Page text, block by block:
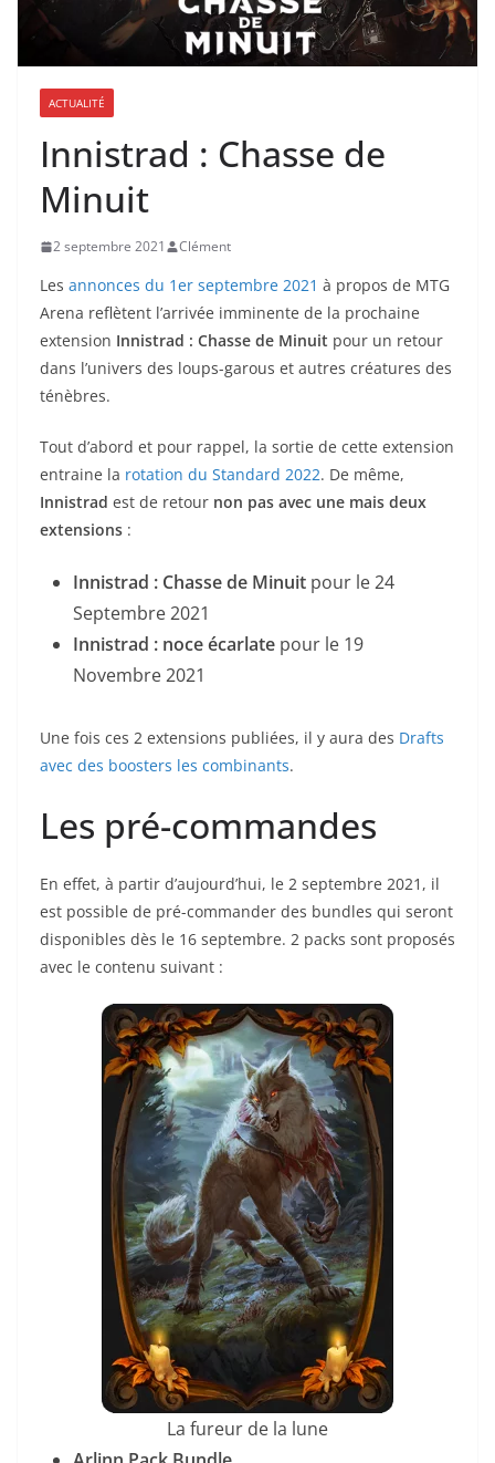
ACTUALITÉ
Innistrad : Chasse de
Minuit
2 septembre 2021 Clément
Les annonces du 1er septembre 2021 à propos de MTG
Arena reflètent l’arrivée imminente de la prochaine
extension Innistrad : Chasse de Minuit pour un retour
dans l’univers des loups-garous et autres créatures des
ténèbres.
Tout d’abord et pour rappel, la sortie de cette extension
entraine la rotation du Standard 2022. De même,
Innistrad est de retour non pas avec une mais deux
extensions :
Innistrad : Chasse de Minuit pour le 24
Septembre 2021
Innistrad : noce écarlate pour le 19
Novembre 2021
Une fois ces 2 extensions publiées, il y aura des Drafts
avec des boosters les combinants.
Les pré-commandes
En effet, à partir d’aujourd’hui, le 2 septembre 2021, il
est possible de pré-commander des bundles qui seront
disponibles dès le 16 septembre. 2 packs sont proposés
avec le contenu suivant :
La fureur de la lune